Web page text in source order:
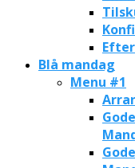
Blå mandag
Menu #1